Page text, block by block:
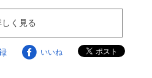
しく見る
いいね